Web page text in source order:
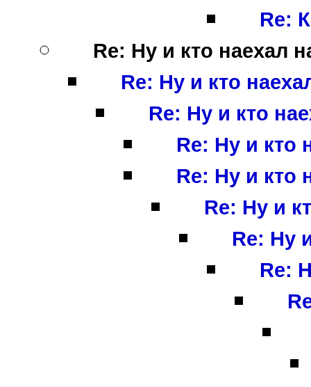
Re:
Re: Ну и кто наехал
Re: Ну и кто
Re: Ну и кто
Re: Ну и кто
Re: Ну и кто
Re: Ну и
Re: Ну
Re: